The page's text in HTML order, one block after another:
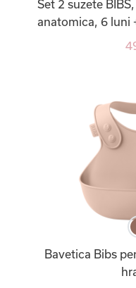
Set 2 suzete
anatomica, 6 luni
Bavetica Bibs